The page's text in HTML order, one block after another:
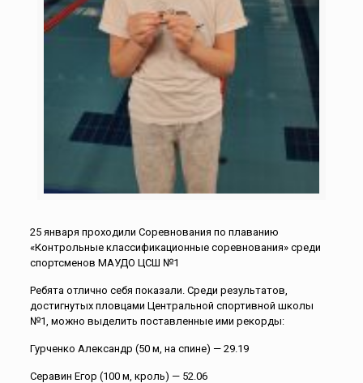
25 января проходили Соревнования по плаванию
«Контрольные классификационные соревнования» среди
спортсменов МАУДО ЦСШ №1
Ребята отлично себя показали. Среди результатов,
достигнутых пловцами Центральной спортивной школы
№1, можно выделить поставленные ими рекорды:
Гурченко Александр (50 м, на спине) — 29.19
Серавин Егор (100 м, кроль) — 52.06